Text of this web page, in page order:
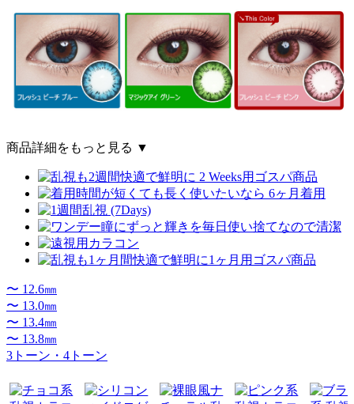
商品詳細をもっと見る ▼
〜 12.6㎜
〜 13.0㎜
〜 13.4㎜
〜 13.8㎜
3トーン・4トーン